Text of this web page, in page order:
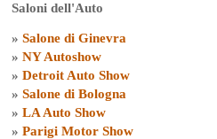
Saloni dell'Auto
» Salone di Ginevra
» NY Autoshow
» Detroit Auto Show
» Salone di Bologna
» LA Auto Show
» Parigi Motor Show